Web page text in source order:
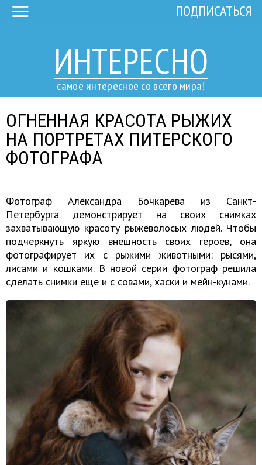
ИНТЕРЕСНО
самое интересное со всего мира!
ПОДПИСАТЬСЯ
ОГНЕННАЯ КРАСОТА РЫЖИХ
НА ПОРТРЕТАХ ПИТЕРСКОГО
ФОТОГРАФА
Фотограф Александра Бочкарева из Санкт-
Петербурга демонстрирует на своих снимках
захватывающую красоту рыжеволосых людей. Чтобы
подчеркнуть яркую внешность своих героев, она
фотографирует их с рыжими животными: рысями,
лисами и кошками. В новой серии фотограф решила
сделать снимки еще и с совами, хаски и мейн-кунами.